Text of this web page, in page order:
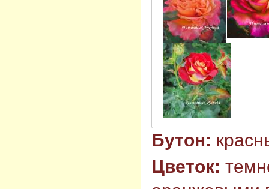
Бутон:
Цветок: